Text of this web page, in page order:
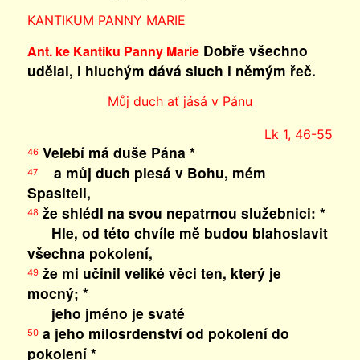
KANTIKUM PANNY MARIE
Ant. ke Kantiku Panny Marie Dobře všechno
udělal, i hluchým dává sluch i němým řeč.
Můj duch ať jásá v Pánu
Lk 1, 46-55
46Velebí má duše Pána *
47a můj duch plesá v Bohu, mém
Spasiteli,
48 že shlédl na svou nepatrnou služebnici: *
Hle, od této chvíle mě budou blahoslavit
všechna pokolení,
49že mi učinil veliké věci ten, který je
mocný; *
jeho jméno je svaté
50a jeho milosrdenství od pokolení do
pokolení *